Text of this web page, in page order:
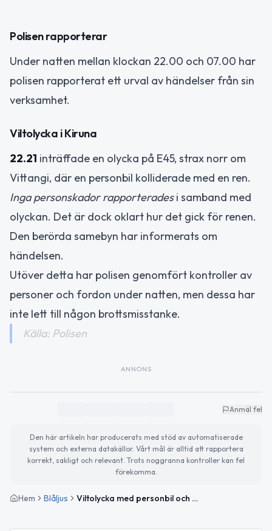
Polisen rapporterar
Under natten mellan klockan 22.00 och 07.00 har
polisen rapporterat ett urval av händelser från sin
verksamhet.
Viltolycka i Kiruna
22.21 inträffade en olycka på E45, strax norr om
Vittangi, där en personbil kolliderade med en ren.
Inga personskador rapporteradesi samband med
olyckan. Det är dock oklart hur det gick för renen.
Den berörda samebyn har informerats om
händelsen.
Utöver detta har polisen genomfört kontroller av
personer och fordon under natten, men dessa har
inte lett till någon brottsmisstanke.
Källa: Polisen
ANNONS
Anmäl fel
Den här artikeln har producerats med stöd av automatiserade
system och externa datakällor. Vårt mål är alltid att rapportera
korrekt, sakligt och relevant. Trots noggranna kontroller kan fel
förekomma.
Hem Blåljus Viltolycka med personbil och ren norr om Vittangi – inga personskador